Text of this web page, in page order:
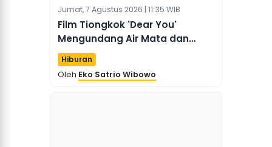
Jumat, 7 Agustus 2026 | 11:35 WIB
Film Tiongkok 'Dear You'
Mengundang Air Mata dan
Pujian dari Penonton Indonesia
pada Pemutaran Perdana
Hiburan
Oleh Eko Satrio Wibowo